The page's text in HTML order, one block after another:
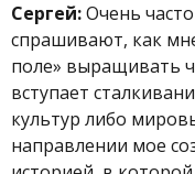
Сергей:Очень
спрашивают, как
поле» выращивать
вступает
культур либо
направлении мое